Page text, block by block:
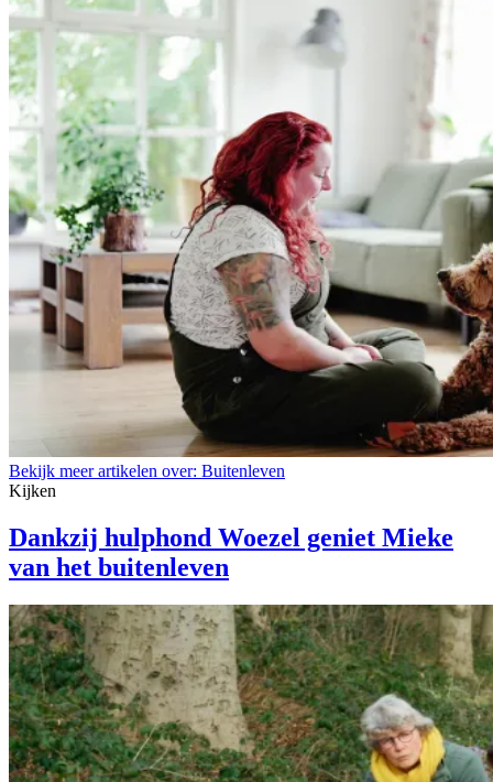
Bekijk meer artikelen over: Buitenleven
Kijken
Dankzij hulphond Woezel geniet Mieke
van het buitenleven